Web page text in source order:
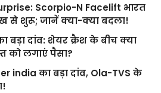
Scorpio-N Facelift भारत
से शुरू; जानें क्या-क्या बदला!
बड़ा दांव: शेयर क्रैश के बीच क्या
को लगाएं पैसा?
india का बड़ा दांव, Ola-TVS के